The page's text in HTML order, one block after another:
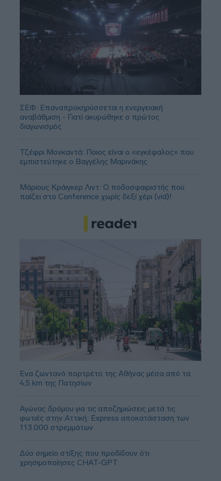
ΣΕΦ: Επαναπροκηρύσσεται η ενεργειακή
αναβάθμιση - Γιατί ακυρώθηκε ο πρώτος
διαγωνισμός
Τζέφρι Μονκαντά: Ποιος είναι ο «εγκέφαλος» που
εμπιστεύτηκε ο Βαγγέλης Μαρινάκης
Μάριους Κράιγκερ Λιντ: Ο ποδοσφαιριστής που
παίζει στο Conference χωρίς δεξί χέρι (vid)!
Ένα ζωντανό πορτρέτο της Αθήνας μέσα από τα
4,5 km της Πατησίων
Αγώνας δρόμου για τις αποζημιώσεις μετά τις
φωτιές στην Αττική: Express αποκατάσταση των
113.000 στρεμμάτων
Δύο σημείο στίξης που προδίδουν ότι
χρησιμοποίησες CHAT-GPT